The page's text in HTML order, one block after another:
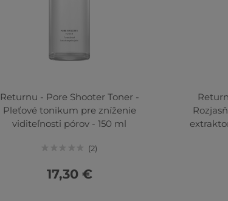
Returnu - Pore Shooter Toner -
Pleťové tonikum pre zníženie
viditeľnosti pórov - 150 ml
2
17,30 €